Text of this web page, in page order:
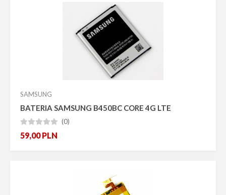
SAMSUNG
BATERIA SAMSUNG B450BC CORE 4G LTE
 (0)
59,00PLN